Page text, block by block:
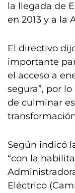
la llegada de
en 2013 y a la
El directivo
importante
el acceso a
segura”, por
de culminar
Según indicó
“con la
Eléctrico